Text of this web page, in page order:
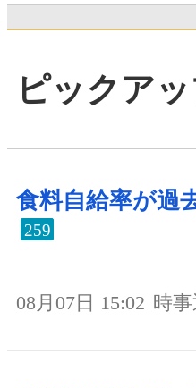
ピックア
食料自給率が過
259
08月07日 15:02 時